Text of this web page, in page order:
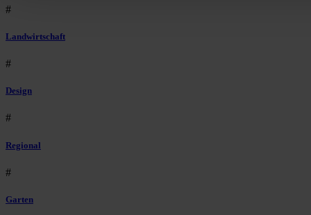
#
Landwirtschaft
#
Design
#
Regional
#
Garten